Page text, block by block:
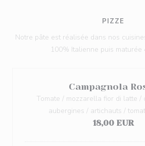
PIZZE
Notre pâte est réalisée dans nos
100% Italienne puis maturée
Campagnola
Tomate / mozzarella fior di latte /
aubergines / artichauts /
18,00 EUR